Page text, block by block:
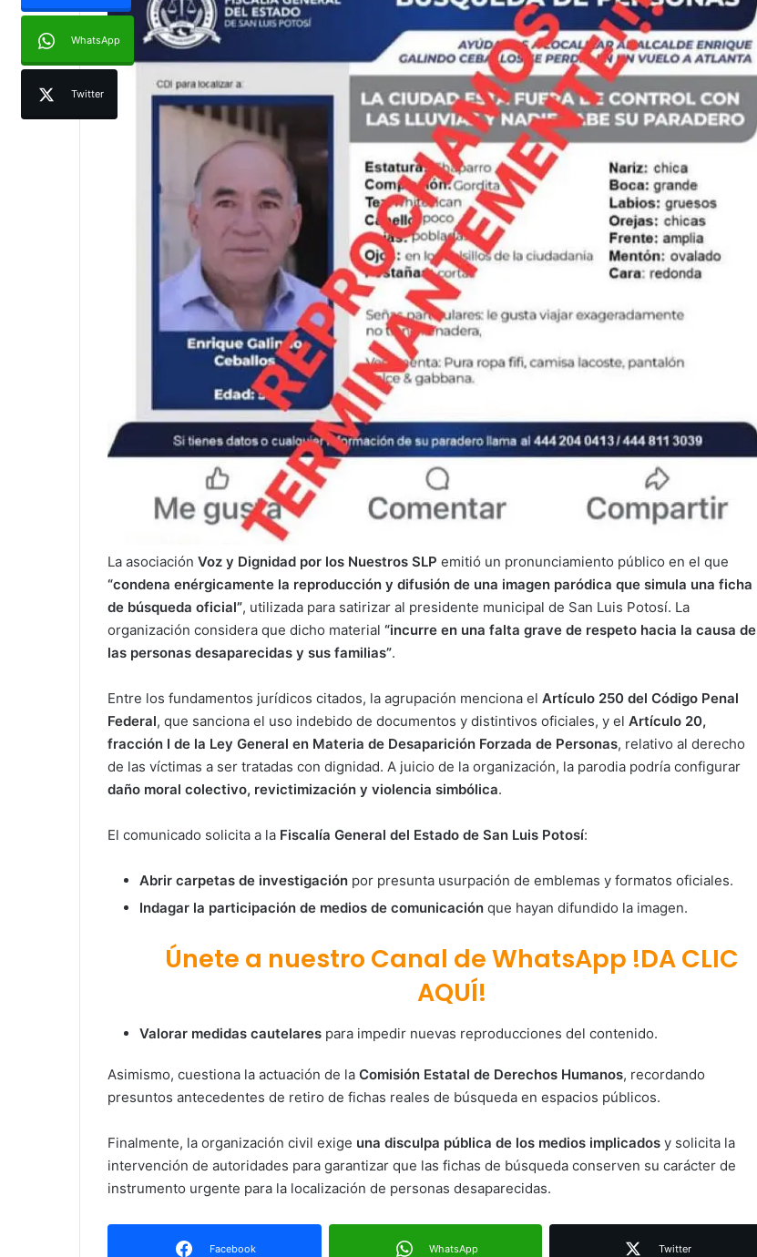
WhatsApp
Twitter
La asociación Voz y Dignidad por los Nuestros SLP emitió un pronunciamiento público en el que
“condena enérgicamente la reproducción y difusión de una imagen paródica que simula una ficha
de búsqueda oficial”, utilizada para satirizar al presidente municipal de San Luis Potosí. La
organización considera que dicho material “incurre en una falta grave de respeto hacia la causa de
las personas desaparecidas y sus familias”.
Entre los fundamentos jurídicos citados, la agrupación menciona el Artículo 250 del Código Penal
Federal, que sanciona el uso indebido de documentos y distintivos oficiales, y el Artículo 20,
fracción I de la Ley General en Materia de Desaparición Forzada de Personas, relativo al derecho
de las víctimas a ser tratadas con dignidad. A juicio de la organización, la parodia podría configurar
daño moral colectivo, revictimización y violencia simbólica.
El comunicado solicita a la Fiscalía General del Estado de San Luis Potosí:
Abrir carpetas de investigación por presunta usurpación de emblemas y formatos oficiales.
Indagar la participación de medios de comunicación que hayan difundido la imagen.
Únete a nuestro Canal de WhatsApp !DA CLIC
AQUÍ!
Valorar medidas cautelares para impedir nuevas reproducciones del contenido.
Asimismo, cuestiona la actuación de la Comisión Estatal de Derechos Humanos, recordando
presuntos antecedentes de retiro de fichas reales de búsqueda en espacios públicos.
Finalmente, la organización civil exige una disculpa pública de los medios implicados y solicita la
intervención de autoridades para garantizar que las fichas de búsqueda conserven su carácter de
instrumento urgente para la localización de personas desaparecidas.
Facebook WhatsApp Twitter
Ruth González destaca impacto del
movilidad estatal
Juan Manuel Navarro alista
destaca coordinación con
Gobierno del Estado